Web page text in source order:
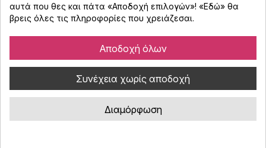
Copyright © Djmania 2026 / Οι τιμές περιλαμβάνουν
Κατασκευή eshop
αυτά που θες και πάτα «Αποδοχή επιλογών»! «Εδώ» θα
βρεις όλες τις πληροφορίες που χρειάζεσαι.
Αποδοχή όλων
Συνέχεια χωρίς αποδοχή
Διαμόρφωση